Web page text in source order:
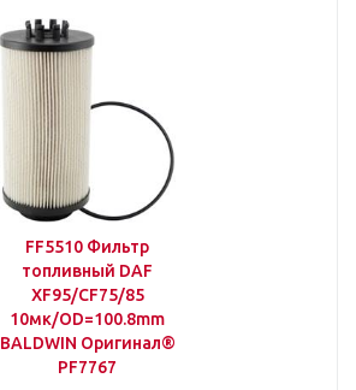
FF5510 Фильтр
топливный DAF
XF95/CF75/85
10мк/OD=100.8mm
BALDWIN Оригинал®
PF7767